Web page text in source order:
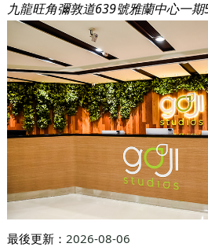
九龍旺角彌敦道639號雅蘭中心一期
最後更新： 2026-08-06